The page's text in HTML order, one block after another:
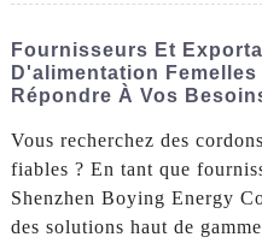
Fournisseurs Et
D'alimentation
Répondre À Vos
Vous recherchez des
fiables ? En tant que
Shenzhen Boying Energy
des solutions haut de